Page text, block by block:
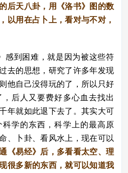
后天八卦，用《洛书》图的数
以用在占卜上，看对与不对，
感到困难，就是因为被这些符
去的思想，研究了许多年发现
他自己没得玩的了，所以只好
后人又要费好多心血去找出
年就如此退下去了。其实大可
学的东西，科学上的最高原
、卜卦、看风水上，现在可以
《易经》后，多看看太空、理
很多新的东西，就可以知道我